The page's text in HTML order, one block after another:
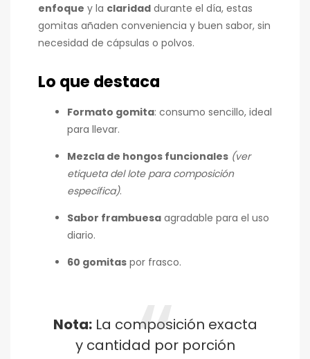
enfoque y la claridad durante el día, estas
gomitas añaden conveniencia y buen sabor, sin
necesidad de cápsulas o polvos.
Lo que destaca
Formato gomita: consumo sencillo, ideal
para llevar.
Mezcla de hongos funcionales (ver
etiqueta del lote para composición
específica).
Sabor frambuesa agradable para el uso
diario.
60 gomitas por frasco.
Nota:La composición exacta
y cantidad por porción